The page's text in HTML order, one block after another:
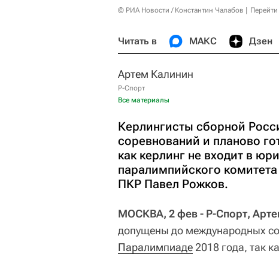
© РИА Новости / Константин Чалабов
Читать в МАКС Дзен
Артем Калинин
Р-Спорт
Все материалы
Керлингисты сборной
соревнований и планово
как керлинг не входит в
паралимпийского
ПКР Павел Рожков.
МОСКВА, 2 фев - Р-Спорт,
допущены до международных
Паралимпиаде 2018 года, так